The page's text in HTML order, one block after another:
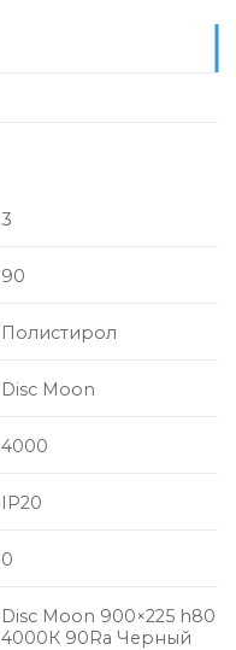
3
90
Полистирол
Disc Moon
4000
IP20
0
Disc Moon 900×225 h80
4000К 90Ra Черный